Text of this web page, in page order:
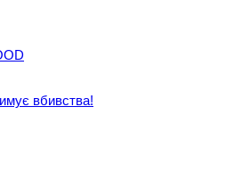
вбивства!